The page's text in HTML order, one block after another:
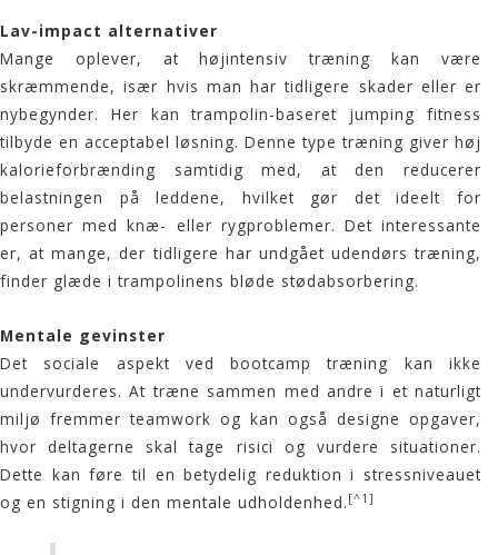
Lav-impact alternativer
Mange oplever, at højintensiv træning kan være
skræmmende, især hvis man har tidligere skader eller er
nybegynder. Her kan trampolin-baseret jumping fitness
tilbyde en acceptabel løsning. Denne type træning giver høj
kalorieforbrænding samtidig med, at den reducerer
belastningen på leddene, hvilket gør det ideelt for
personer med knæ- eller rygproblemer. Det interessante
er, at mange, der tidligere har undgået udendørs træning,
finder glæde i trampolinens bløde stødabsorbering.
Mentale gevinster
Det sociale aspekt vedbootcamp træning kan ikke
undervurderes. At træne sammen med andre i et naturligt
miljø fremmer teamwork og kan også designe opgaver,
hvor deltagerne skal tage risici og vurdere situationer.
Dette kan føre til en betydelig reduktion i stressniveauet
og en stigning i den mentale udholdenhed. [^1]